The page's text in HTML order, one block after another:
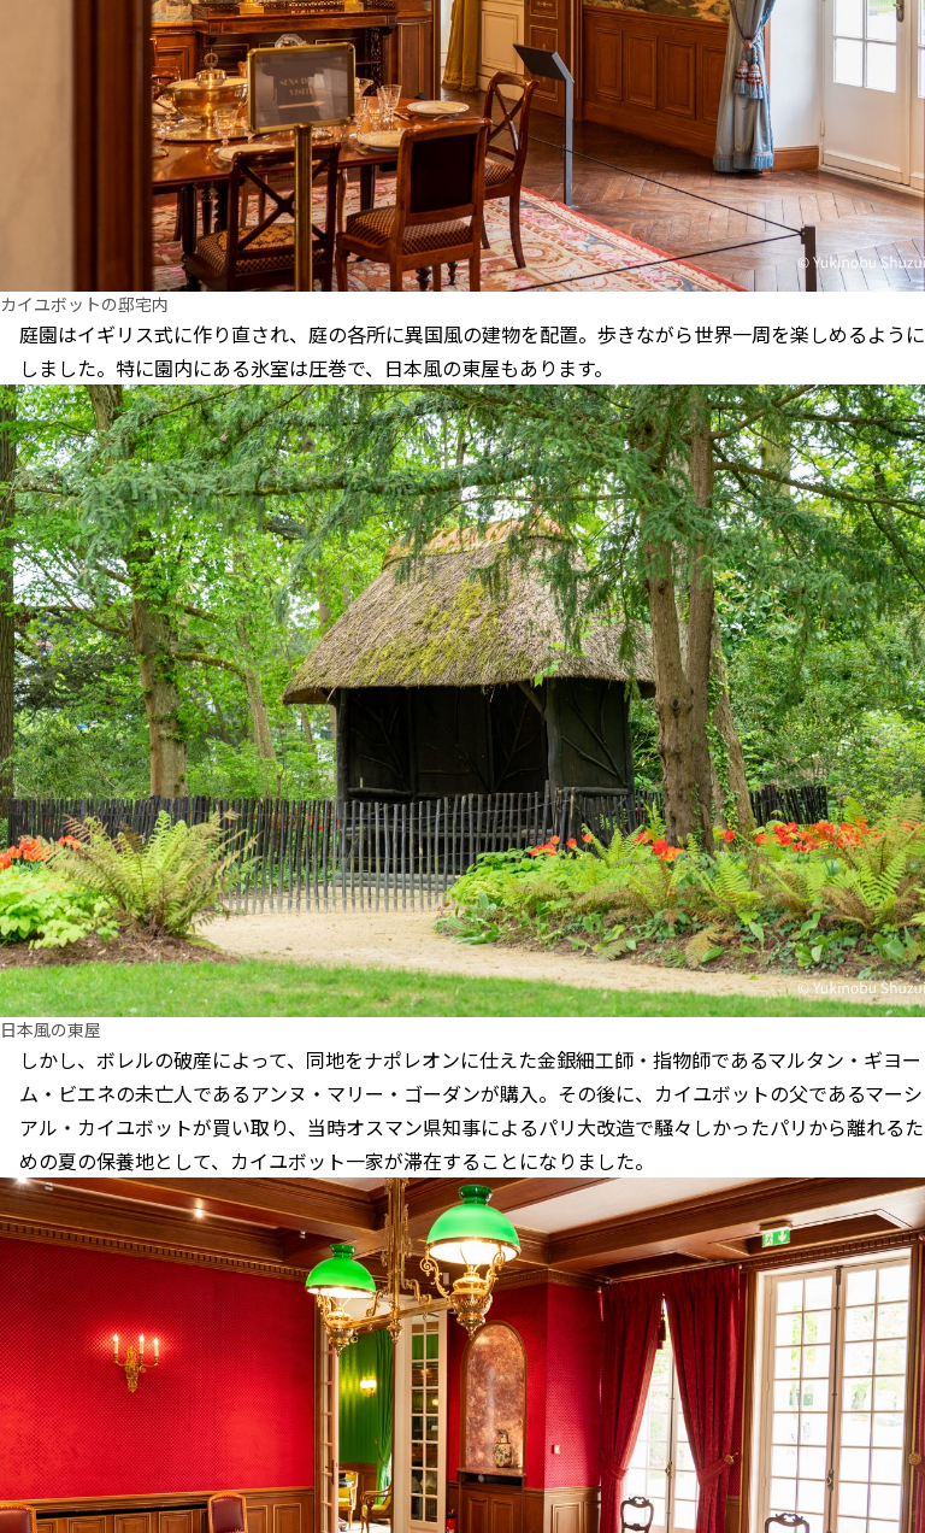
カイユボットの邸宅内
庭園はイギリス式に作り直され、庭の各所に異国風の建物を配置。歩きながら世界一周を楽しめるように
しました。特に園内にある氷室は圧巻で、日本風の東屋もあります。
日本風の東屋
しかし、ボレルの破産によって、同地をナポレオンに仕えた金銀細工師・指物師であるマルタン・ギヨー
ム・ビエネの未亡人であるアンヌ・マリー・ゴーダンが購入。その後に、カイユボットの父であるマーシ
アル・カイユボットが買い取り、当時オスマン県知事によるパリ大改造で騒々しかったパリから離れるた
めの夏の保養地として、カイユボット一家が滞在することになりました。